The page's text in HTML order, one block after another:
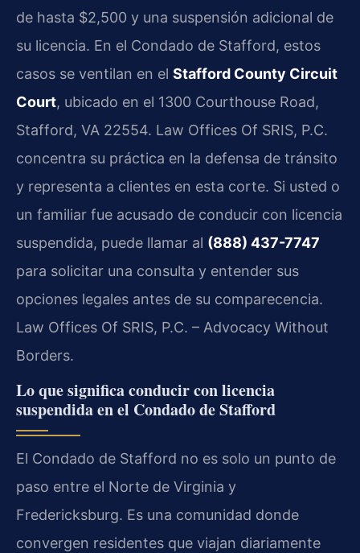
de hasta $2,500 y una suspensión adicional de
su licencia. En el Condado de Stafford, estos
casos se ventilan en el Stafford County Circuit
Court, ubicado en el 1300 Courthouse Road,
Stafford, VA 22554. Law Offices Of SRIS, P.C.
concentra su práctica en la defensa de tránsito
y representa a clientes en esta corte. Si usted o
un familiar fue acusado de conducir con licencia
suspendida, puede llamar al (888) 437-7747
para solicitar una consulta y entender sus
opciones legales antes de su comparecencia.
Law Offices Of SRIS, P.C. – Advocacy Without
Borders.
Lo que significa conducir con licencia
suspendida en el Condado de Stafford
El Condado de Stafford no es solo un punto de
paso entre el Norte de Virginia y
Fredericksburg. Es una comunidad donde
convergen residentes que viajan diariamente